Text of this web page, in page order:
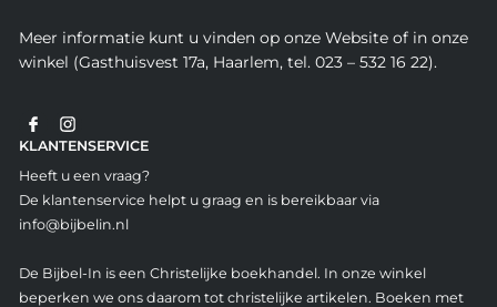
Meer informatie kunt u vinden op onze Website of in onze
winkel (Gasthuisvest 17a, Haarlem, tel. 023 – 532 16 22).
KLANTENSERVICE
Heeft u een vraag?
De klantenservice helpt u graag en is bereikbaar via
info@bijbelin.nl
De Bijbel-In is een Christelijke boekhandel. In onze winkel
beperken we ons daarom tot christelijke artikelen. Boeken met